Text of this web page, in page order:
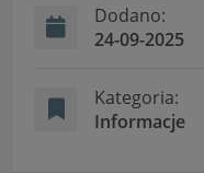
Dodano:
24-09-2025
Kategoria:
Informacje